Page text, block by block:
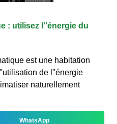
: utilisez l''énergie du
est une habitation
de l''énergie
naturellement
WhatsApp